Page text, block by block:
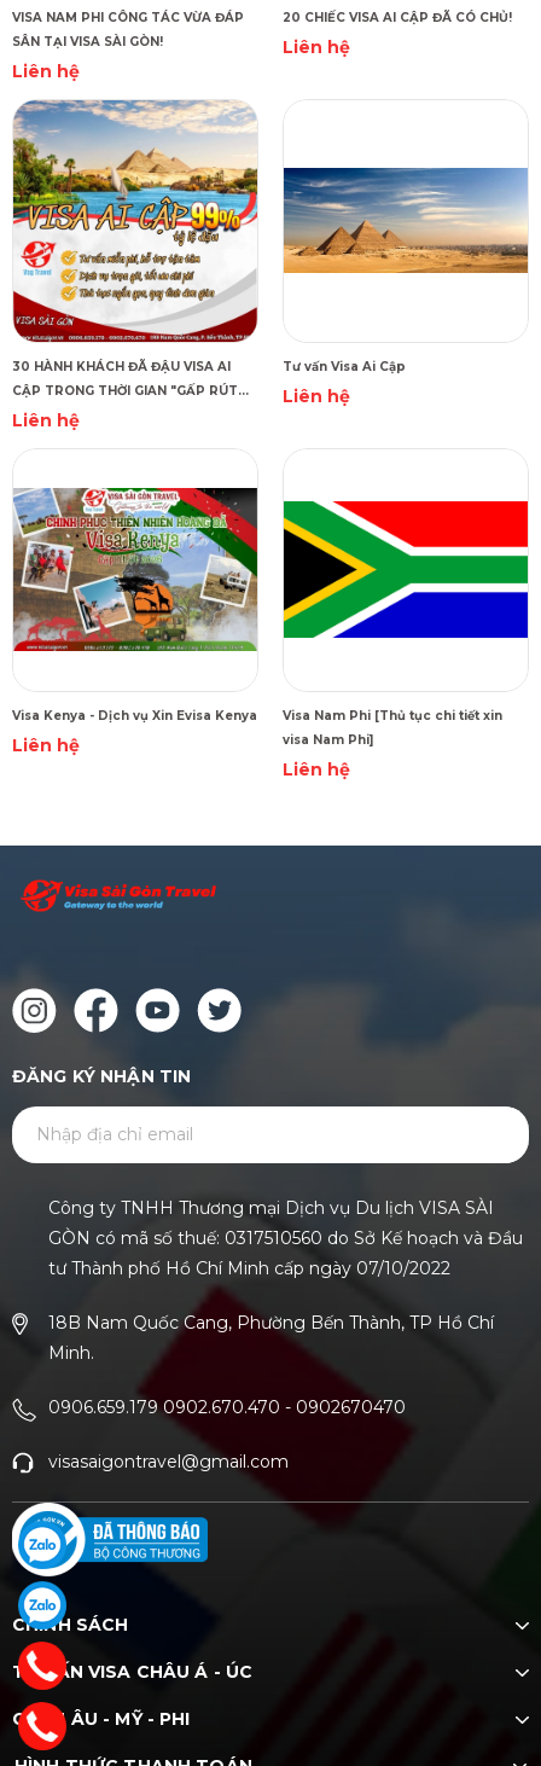
VISA NAM PHI CÔNG TÁC VỪA ĐÁP
SÂN TẠI VISA SÀI GÒN!
Liên hệ
20 CHIẾC VISA AI CẬP ĐÃ CÓ CHỦ!
Liên hệ
30 HÀNH KHÁCH ĐÃ ĐẬU VISA AI
CẬP TRONG THỜI GIAN "GẤP RÚT
KỶ LỤC"!
Liên hệ
Tư vấn Visa Ai Cập
Liên hệ
Visa Kenya - Dịch vụ Xin Evisa Kenya
Liên hệ
Visa Nam Phi [Thủ tục chi tiết xin
visa Nam Phi]
Liên hệ
ĐĂNG KÝ NHẬN TIN
Công ty TNHH Thương mại Dịch vụ Du lịch VISA SÀI
GÒN có mã số thuế: 0317510560 do Sở Kế hoạch và Đầu
tư Thành phố Hồ Chí Minh cấp ngày 07/10/2022
18B Nam Quốc Cang, Phường Bến Thành, TP Hồ Chí
Minh.
0906.659.179 0902.670.470 - 0902670470
visasaigontravel@gmail.com
CHÍNH SÁCH
TƯ VẤN VISA CHÂU Á - ÚC
CHÂU ÂU - MỸ - PHI